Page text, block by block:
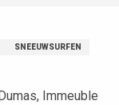
SNEEUWSURFEN
Immeuble